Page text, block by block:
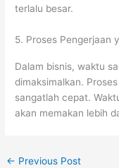
terlalu besar.
5. Proses Pengerjaan
Dalam bisnis, waktu
dimaksimalkan.
sangatlah cepat.
akan memakan lebih
← Previous Post